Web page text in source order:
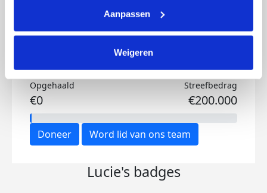
Aanpassen
Weigeren
Doneer nu
Opgehaald
€0
Streefbedrag
€200.000
Doneer Word lid van ons team
Lucie's badges